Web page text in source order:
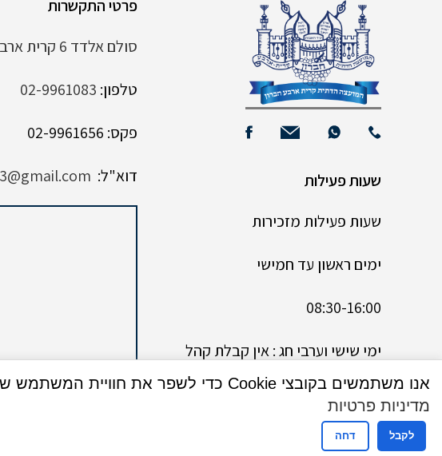
פרטי התקשרות
סולם אלדד 6 קרית ארבע
טלפון: 02-9961083
פקס: 02-9961656
דוא"ל:
שעות פעילות
שעות פעילות מזכירות
ימים ראשון עד חמישי
08:30-16:00
ימי שישי וערבי חג : אין קבלת קהל
אנו משתמשים בקובצי Cookie כדי לשפר את חוויית המשתמש שלך באתר שלנו. על ידי גלישה באתר זה, הנך מסכים לשימוש שלנו בקובצי Cookie.
מדיניות פרטיות
לקבל דחה